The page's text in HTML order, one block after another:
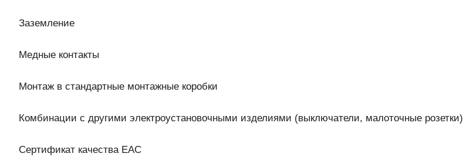
Заземление
Медные контакты
Монтаж в стандартные монтажные коробки
Комбинации с другими электроустановочными изделиями (выключатели, малоточные розетки)
Сертификат качества EAC